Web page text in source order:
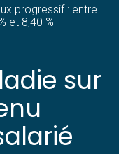
progressif : entre
et 8,40 %
sur